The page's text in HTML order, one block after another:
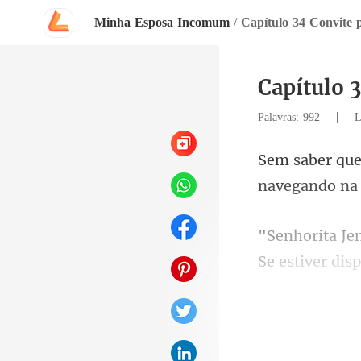
Minha Esposa Incomum / Capítulo 34 Convite
Capítulo
Palavras: 992 |
navegando
Se estiver